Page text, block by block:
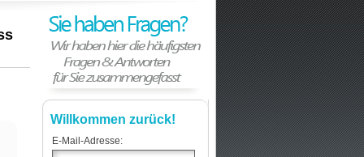
Willkommen zurück!
E-Mail-Adresse: